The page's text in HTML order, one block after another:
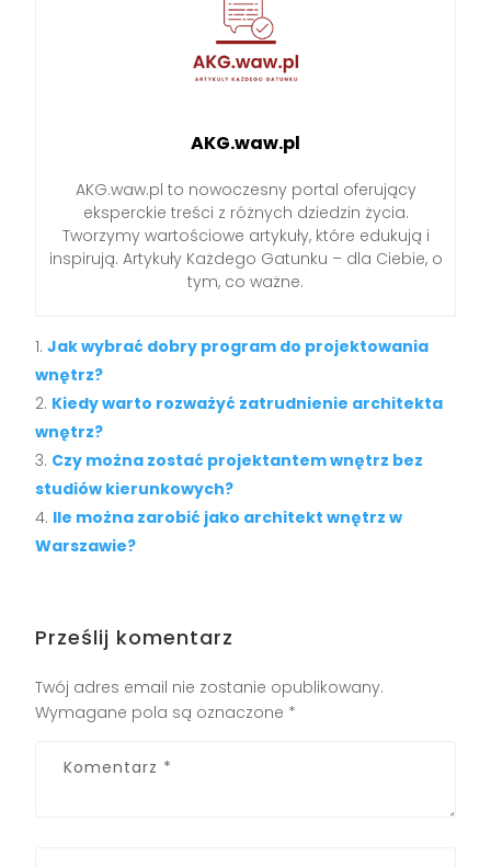
AKG.waw.pl
AKG.waw.pl to nowoczesny portal oferujący
eksperckie treści z różnych dziedzin życia.
Tworzymy wartościowe artykuły, które edukują i
inspirują. Artykuły Każdego Gatunku – dla Ciebie, o
tym, co ważne.
Jak wybrać dobry program do projektowania
wnętrz?
Kiedy warto rozważyć zatrudnienie architekta
wnętrz?
Czy można zostać projektantem wnętrz bez
studiów kierunkowych?
Ile można zarobić jako architekt wnętrz w
Warszawie?
Prześlij komentarz
Twój adres email nie zostanie opublikowany.
Wymagane pola są oznaczone *